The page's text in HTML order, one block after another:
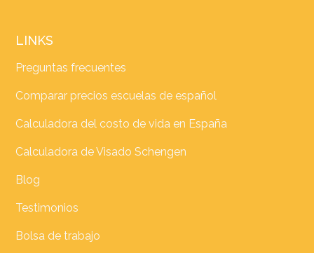
LINKS
Preguntas frecuentes
Comparar precios escuelas de español
Calculadora del costo de vida en España
Calculadora de Visado Schengen
Blog
Testimonios
Bolsa de trabajo